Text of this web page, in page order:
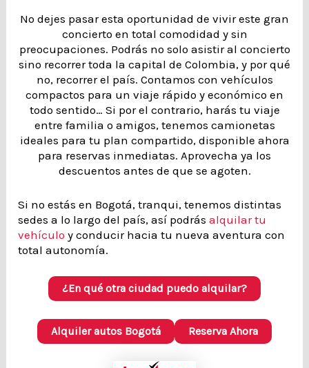
No dejes pasar esta oportunidad de vivir este gran
concierto en total comodidad y sin
preocupaciones. Podrás no solo asistir al concierto
sino recorrer toda la capital de Colombia, y por qué
no, recorrer el país. Contamos con vehículos
compactos para un viaje rápido y económico en
todo sentido… Si por el contrario, harás tu viaje
entre familia o amigos, tenemos camionetas
ideales para tu plan compartido, disponible ahora
para reservas inmediatas. Aprovecha ya los
descuentos antes de que se agoten.
Si no estás en Bogotá, tranqui, tenemos distintas
sedes a lo largo del país, así podrásalquilar tu
vehículo y conducir hacia tu nueva aventura con
total autonomía.
¿En qué otra ciudad puedo alquilar?
Alquiler autos Bogotá Reserva Ahora